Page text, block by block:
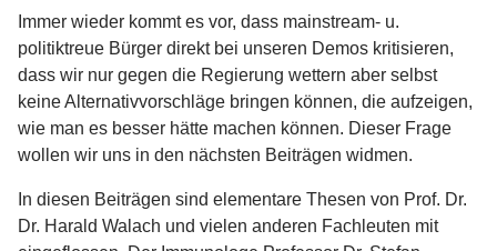
Immer wieder kommt es vor, dass mainstream- u.
politiktreue Bürger direkt bei unseren Demos kritisieren,
dass wir nur gegen die Regierung wettern aber selbst
keine Alternativvorschläge bringen können, die aufzeigen,
wie man es besser hätte machen können. Dieser Frage
wollen wir uns in den nächsten Beiträgen widmen.
In diesen Beiträgen sind elementare Thesen von Prof. Dr.
Dr. Harald Walach und vielen anderen Fachleuten mit